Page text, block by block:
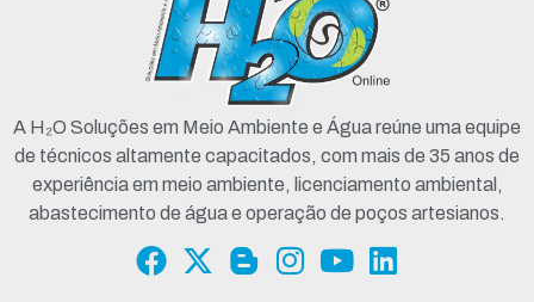
A H₂O Soluções em Meio Ambiente e Água reúne uma equipe
de técnicos altamente capacitados, com mais de 35 anos de
experiência em meio ambiente, licenciamento ambiental,
abastecimento de água e operação de poços artesianos.